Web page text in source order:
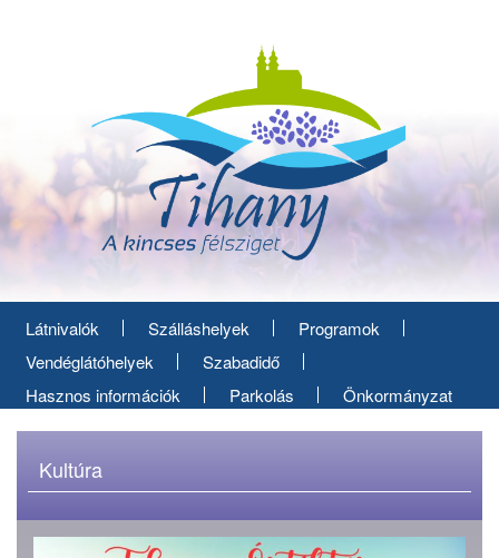
Látnivalók Szálláshelyek
Programok
Vendéglátóhelyek
Szabadidő
Hasznos információk
Parkolás Önkormányzat
Kultúra